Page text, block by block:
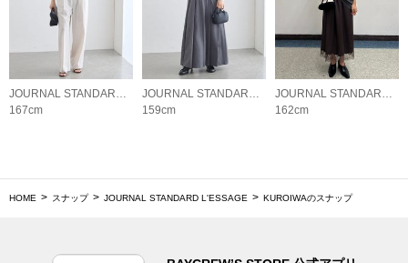
167cm
159cm
162cm
HOME スナップ JOURNAL STANDARD L'ESSAGE KUROIWAのスナップ